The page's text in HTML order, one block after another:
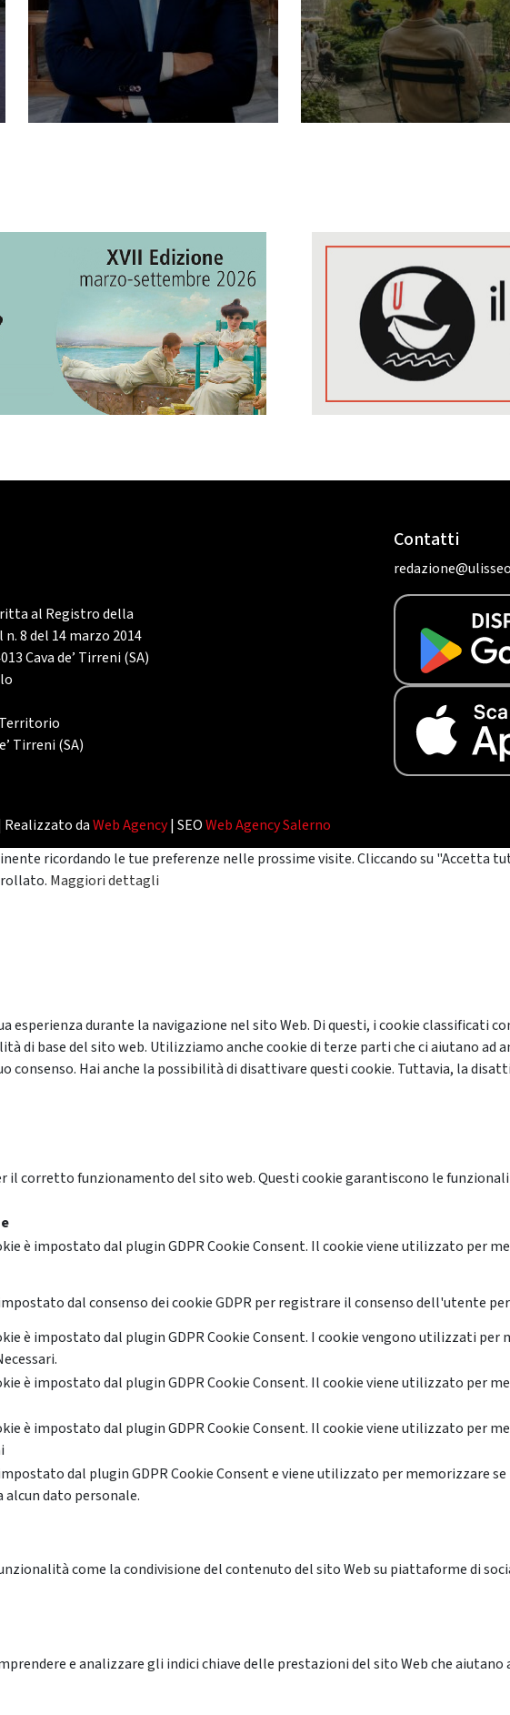
al Registro della
8 del 14 marzo 2014
Cava de’ Tirreni (SA)
Tirreni (SA)
Contatti
daWeb Agency| SEOWeb Agency Salerno
ricordando le tue preferenze nelle prossime visite. Cliccando su "Accetta
Maggiori dettagli
durante la navigazione nel sito Web. Di questi, i cookie classificati
di base del sito web. Utilizziamo anche cookie di terze parti che ci aiutano ad
Hai anche la possibilità di disattivare questi cookie. Tuttavia, la
il corretto funzionamento del sito web. Questi cookie garantiscono le
è impostato dal plugin GDPR Cookie Consent. Il cookie viene utilizzato per
dal consenso dei cookie GDPR per registrare il consenso dell'utente
è impostato dal plugin GDPR Cookie Consent. I cookie vengono utilizzati
è impostato dal plugin GDPR Cookie Consent. Il cookie viene utilizzato per
è impostato dal plugin GDPR Cookie Consent. Il cookie viene utilizzato per
dal plugin GDPR Cookie Consent e viene utilizzato per memorizzare
alcun dato personale.
come la condivisione del contenuto del sito Web su piattaforme di
e analizzare gli indici chiave delle prestazioni del sito Web che